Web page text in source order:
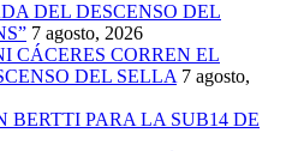
DEL DESCENSO DEL
7 agosto, 2026
CÁCERES CORREN EL
DEL SELLA 7 agosto,
BERTTI PARA LA SUB14 DE